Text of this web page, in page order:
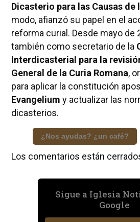
Dicasterio para las Causas de
modo, afianzó su papel en el
reforma curial. Desde mayo de
también como secretario de la
Interdicasterial para la
General de la Curia Romana,
para aplicar la constitución
Evangelium y actualizar las
dicasterios.
¿Nos ayudas? ¿un café?
Los comentarios están
Sigue a Iglesia
Google